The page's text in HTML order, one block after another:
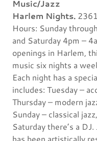
Music/Jazz
Harlem Nights.
Hours: Sunday
and Saturday 4pm –
openings in Harlem,
music six nights a
Each night has a
includes: Tuesday –
Thursday – modern
Sunday – classical
Saturday there’s a